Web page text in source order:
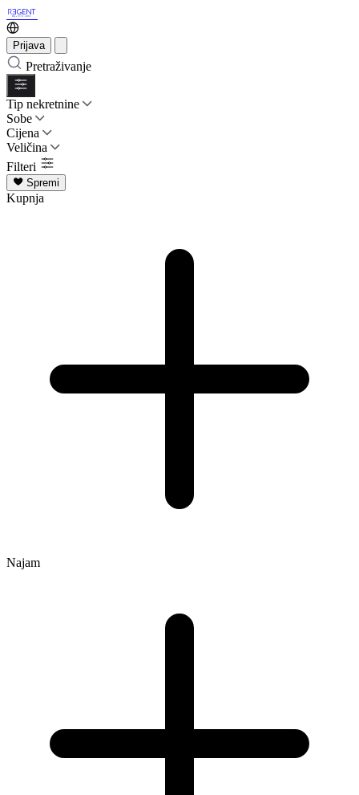
Prijava
Pretraživanje
Tip nekretnine
Sobe
Cijena
Veličina
Filteri
Spremi
Kupnja
Najam